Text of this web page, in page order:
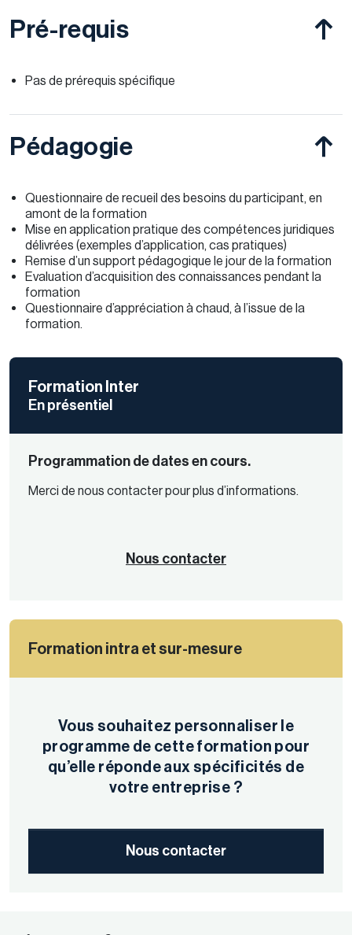
Pré-requis
Pas de prérequis spécifique
Pédagogie
Questionnaire de recueil des besoins du participant, en
amont de la formation
Mise en application pratique des compétences juridiques
délivrées (exemples d’application, cas pratiques)
Remise d’un support pédagogique le jour de la formation
Evaluation d’acquisition des connaissances pendant la
formation
Questionnaire d’appréciation à chaud, à l’issue de la
formation.
Formation Inter
En présentiel
Programmation de dates en cours.
Merci de nous contacter pour plus d’informations.
Nous contacter
Formation intra et sur-mesure
Vous souhaitez personnaliser le
programme de cette formation pour
qu’elle réponde aux spécificités de
votre entreprise ?
Nous contacter